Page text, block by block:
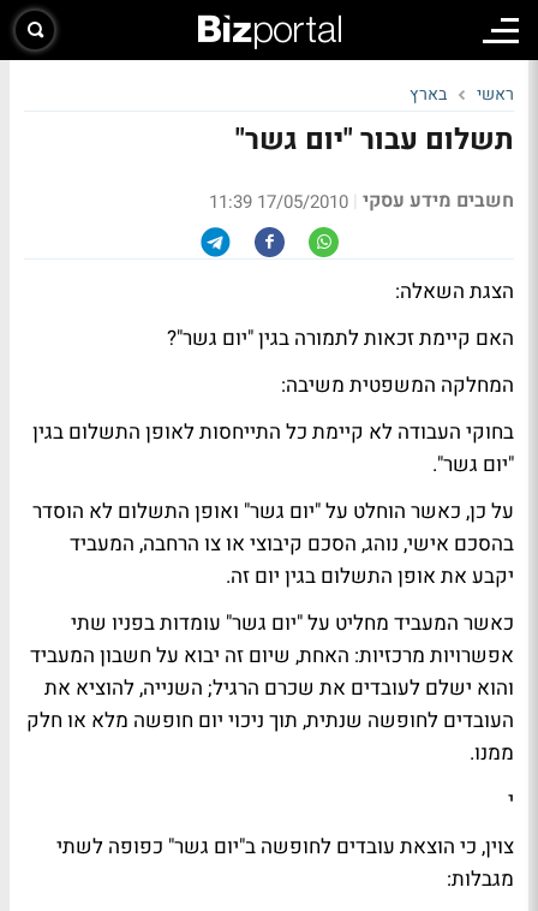
ראשי בארץ
תשלום עבור "יום גשר"
חשבים מידע עסקי |
17/05/2010 11:39
הצגת השאלה:
האם קיימת זכאות לתמורה בגין "יום גשר"?
המחלקה המשפטית משיבה:
בחוקי העבודה לא קיימת כל התייחסות לאופן התשלום בגין
"יום גשר".
על כן, כאשר הוחלט על "יום גשר" ואופן התשלום לא הוסדר
בהסכם אישי, נוהג, הסכם קיבוצי או צו הרחבה, המעביד
יקבע את אופן התשלום בגין יום זה.
כאשר המעביד מחליט על "יום גשר" עומדות בפניו שתי
אפשרויות מרכזיות: האחת, שיום זה יבוא על חשבון המעביד
והוא ישלם לעובדים את שכרם הרגיל; השנייה, להוציא את
העובדים לחופשה שנתית, תוך ניכוי יום חופשה מלא או חלק
ממנו.
י
צוין, כי הוצאת עובדים לחופשה ב"יום גשר" כפופה לשתי
מגבלות: